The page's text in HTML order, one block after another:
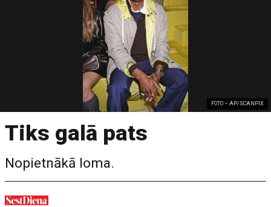
FOTO – AP/SCANPIX
Tiks galā pats
Nopietnākā loma.